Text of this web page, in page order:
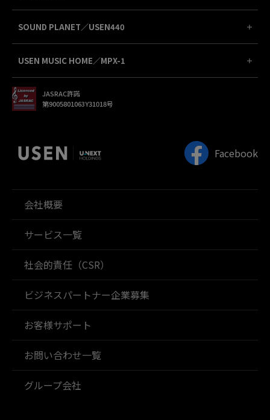
SOUND PLANET／USEN440
USEN MUSIC HOME／MPX-1
JASRAC許諾
第9005801063Y31018号
Facebook
会社概要
サービス一覧
社会的責任（CSR）
ビジネスパートナー企業募集
お客様サポート
お問い合わせ一覧
グループ会社